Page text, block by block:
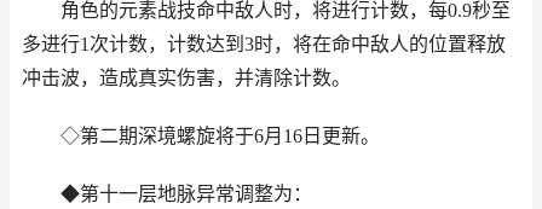
角色的元素战技命中敌人时，将进行计数，每0.9秒至
多进行1次计数，计数达到3时，将在命中敌人的位置释放
冲击波，造成真实伤害，并清除计数。
◇第二期深境螺旋将于6月16日更新。
◆第十一层地脉异常调整为：